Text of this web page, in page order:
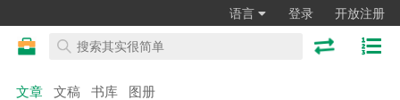
语言 登录 开放注册
文章 文稿 书库 图册